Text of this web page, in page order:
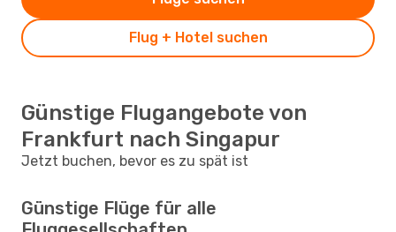
Flug + Hotel suchen
Günstige Flugangebote von
Frankfurt nach Singapur
Jetzt buchen, bevor es zu spät ist
Günstige Flüge für alle